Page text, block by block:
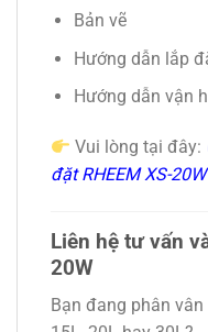
Bản vẽ
Hướng dẫn lắp
Hướng dẫn vận
Vui lòng tại đây:
đặt RHEEM XS-20W
Liên hệ tư vấn
20W
Bạn đang phân